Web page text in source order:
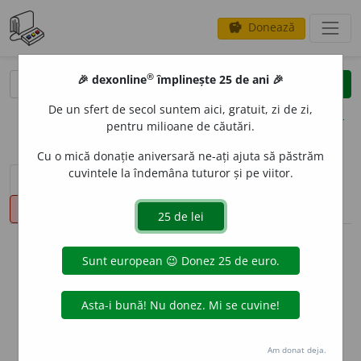
savings Donează
clear
opțiuni
sinteza definițiilor (1) definiții (31)
declinări
info
Aceste definiții sunt compilate de
echipa dexonline. Definițiile
originale se află pe filadefiniții.
Puteți reordona filele pe pagina de
🎉 dexonline® împlinește 25 de ani 🎉
De un sfert de secol suntem aici, gratuit, zi de zi,
pentru milioane de căutări.
Cu o mică donație aniversară ne-ați ajuta să păstrăm
cuvintele la îndemâna tuturor și pe viitor.
Am donat deja.